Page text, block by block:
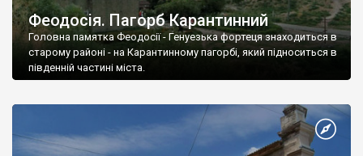
Феодосія. Пагорб Карантинний
Головна памятка Феодосії - Генуезька фортеця знаходиться в
старому районі - на Карантинному пагорбі, який підноситься в
південній частині міста.